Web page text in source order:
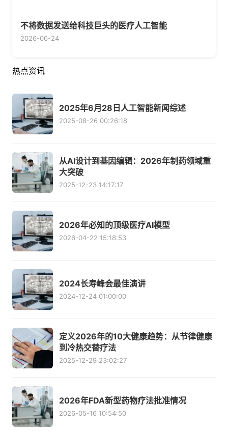
不将数据发送给科技巨头的医疗人工智能
2026-06-24
热点资讯
2025年6月28日人工智能新闻综述
2025-08-26 00:26:18
从AI设计到基因编辑：2026年制药领域重
大突破
2025-12-23 14:17:17
2026年必知的顶级医疗AI模型
2026-04-22 15:18:53
2024长寿峰会最佳演讲
2024-12-24 01:00:00
定义2026年的10大健康趋势：从节律健康
到冷热交替疗法
2025-12-29 23:02:27
2026年FDA新型药物疗法批准情况
2026-05-16 10:54:50